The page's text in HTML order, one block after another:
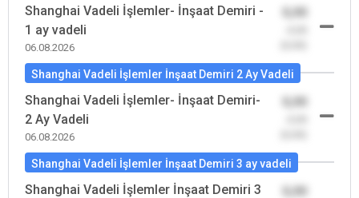
Shanghai Vadeli İşlemler- İnşaat Demiri -
1 ay vadeli
06.08.2026
Shanghai Vadeli İşlemler İnşaat Demiri 2 Ay Vadeli
Shanghai Vadeli İşlemler- İnşaat Demiri-
2 Ay Vadeli
06.08.2026
Shanghai Vadeli İşlemler İnşaat Demiri 3 ay vadeli
Shanghai Vadeli İşlemler İnşaat Demiri 3